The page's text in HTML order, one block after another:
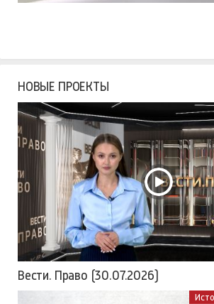
НОВЫЕ ПРОЕКТЫ
Вести. Право (30.07.2026)